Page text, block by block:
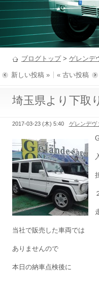
ブログトップ> ゲレンデ
新しい投稿 » « 古い投稿
埼玉県より下取
2017-03-23 (木) 5:40 ゲレンデヴ
当社で販売した車両では
ありませんので
本日の納車点検後に